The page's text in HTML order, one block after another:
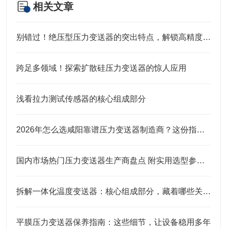
相关文章
别错过！绝压型压力变送器的突出特点，解锁高精度测量的底层逻辑
跨足多领域！探索扩散硅压力变送器的惊人应用
浅看拉力测试传感器的核心组成部分
2026年怎么选咸阳靠谱压力变送器制造商？这份指南帮你轻松避坑
国内市场热门压力变送器生产商盘点 附实用选型参考指南
拆解一体化温度变送器：核心组成部分，藏着哪些关键“密码”？
平膜压力变送器保养指南：这些细节，让设备稳用多年